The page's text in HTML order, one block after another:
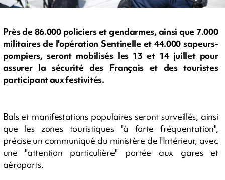
Près de 86.000 policiers et gendarmes, ainsi que 7.000
militaires de l'opération Sentinelle et 44.000 sapeurs-
pompiers, seront mobilisés les 13 et 14 juillet pour
assurer la sécurité des Français et des touristes
participant aux festivités.
Bals et manifestations populaires seront surveillés, ainsi
que les zones touristiques "à forte fréquentation",
précise un communiqué du ministère de l'Intérieur, avec
une "attention particulière" portée aux gares et
aéroports.